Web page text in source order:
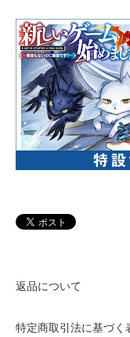
返品について
特定商取引法に基づく